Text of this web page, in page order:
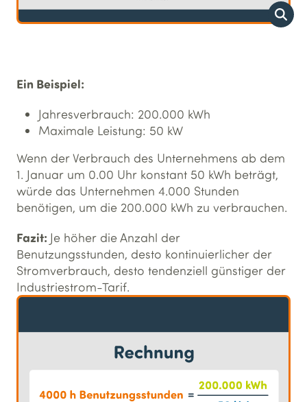
Ein Beispiel:
Jahresverbrauch: 200.000 kWh
Maximale Leistung: 50 kW
Wenn der Verbrauch des Unternehmens ab dem
1. Januar um 0.00 Uhr konstant 50 kWh beträgt,
würde das Unternehmen 4.000 Stunden
benötigen, um die 200.000 kWh zu verbrauchen.
Fazit: Je höher die Anzahl der
Benutzungsstunden, desto kontinuierlicher der
Stromverbrauch, desto tendenziell günstiger der
Industriestrom-Tarif.